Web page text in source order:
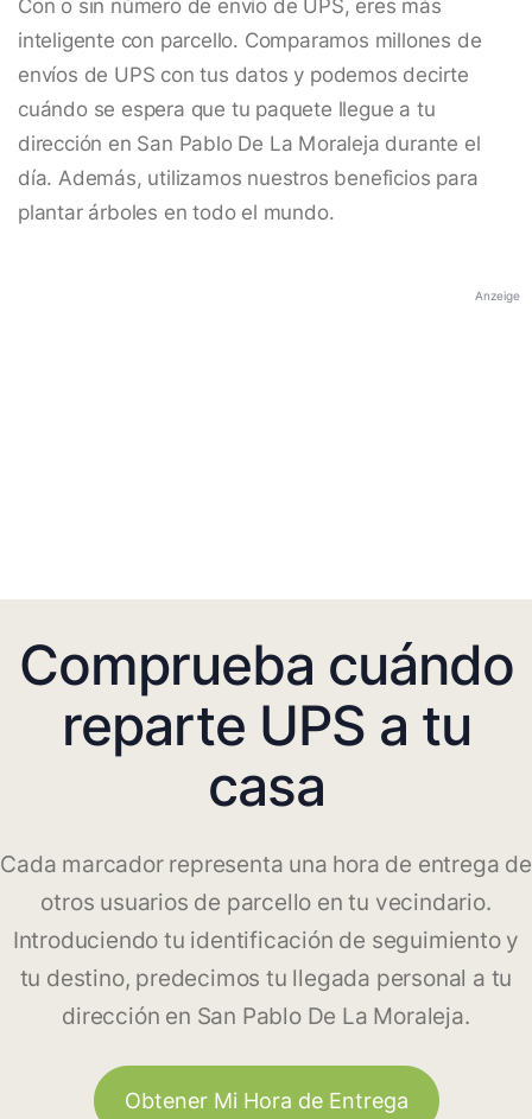
Con o sin número de envío de UPS, eres más
inteligente con parcello. Comparamos millones de
envíos de UPS con tus datos y podemos decirte
cuándo se espera que tu paquete llegue a tu
dirección en San Pablo De La Moraleja durante el
día. Además, utilizamos nuestros beneficios para
plantar árboles en todo el mundo.
Anzeige
Comprueba cuándo
reparte UPS a tu
casa
Cada marcador representa una hora de entrega de
otros usuarios de parcello en tu vecindario.
Introduciendo tu identificación de seguimiento y
tu destino, predecimos tu llegada personal a tu
dirección en San Pablo De La Moraleja.
Obtener Mi Hora de Entrega